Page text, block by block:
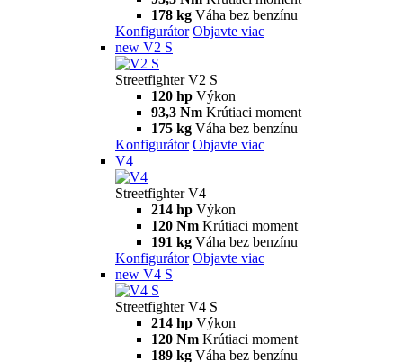
178 kg Váha bez benzínu
Konfigurátor Objavte viac
new V2 S
Streetfighter V2 S
120 hp Výkon
93,3 Nm Krútiaci moment
175 kg Váha bez benzínu
Konfigurátor Objavte viac
V4
Streetfighter V4
214 hp Výkon
120 Nm Krútiaci moment
191 kg Váha bez benzínu
Konfigurátor Objavte viac
new V4 S
Streetfighter V4 S
214 hp Výkon
120 Nm Krútiaci moment
189 kg Váha bez benzínu